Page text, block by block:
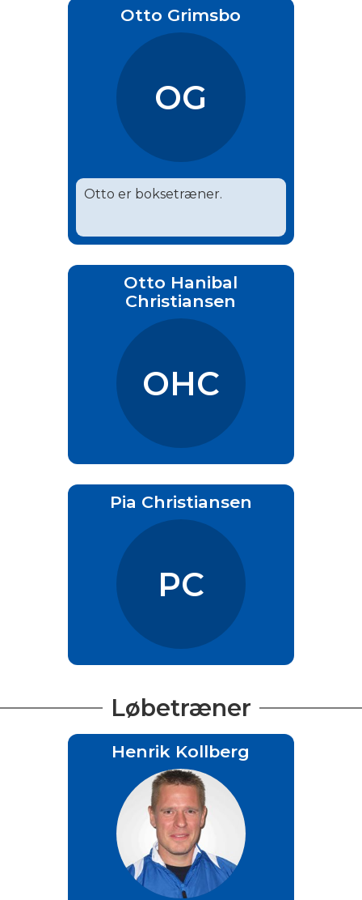
Otto Grimsbo
OG
Otto er boksetræner.
Otto Hanibal
Christiansen
OHC
Pia Christiansen
PC
Løbetræner
Henrik Kollberg